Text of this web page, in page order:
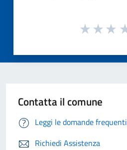
Contatta il comune
Leggi le domande frequenti
Richiedi Assistenza